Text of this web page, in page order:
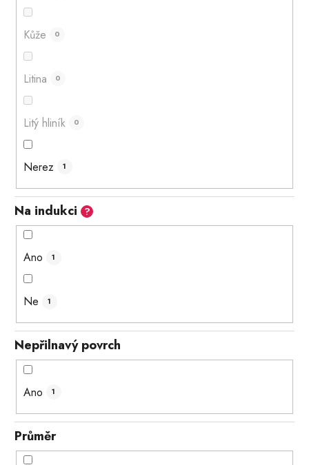
Kůže 0
Litina 0
Litý hliník 0
Nerez 1
Na indukci ?
Ano 1
Ne 1
Nepřilnavý povrch
Ano 1
Průměr